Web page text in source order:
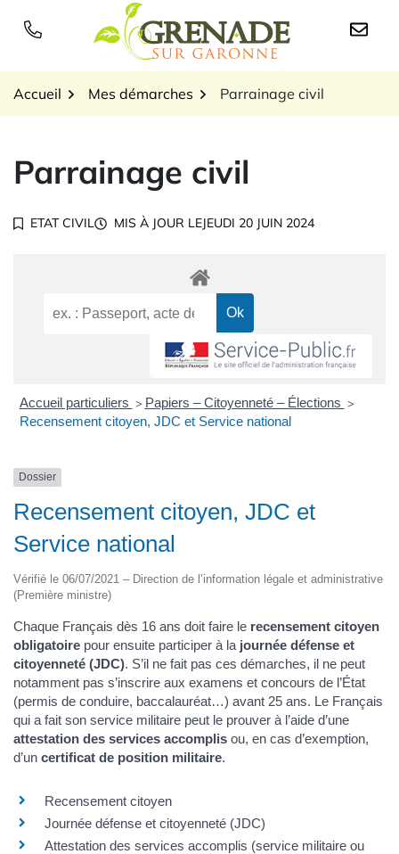
Logo Grenade sur
Accueil Mes démarches Parrainage civil
Parrainage civil
ETAT CIVIL MIS À JOUR LEJEUDI 20 JUIN 2024
Accueil particuliers > Papiers – Citoyenneté – Élections >
Recensement citoyen, JDC et Service national
Dossier
Recensement citoyen, JDC et
Service national
Vérifié le 06/07/2021 – Direction de l’information légale et administrative
(Première ministre)
Chaque Français dès 16 ans doit faire le recensement citoyen
obligatoire pour ensuite participer à la journée défense et
citoyenneté (JDC). S’il ne fait pas ces démarches, il ne peut
notamment pas s’inscrire aux examens et concours de l’État
(permis de conduire, baccalauréat…) avant 25 ans. Le Français
qui a fait son service militaire peut le prouver à l’aide d’une
attestation des services accomplis ou, en cas d’exemption,
d’un certificat de position militaire.
Recensement citoyen
Journée défense et citoyenneté (JDC)
Attestation des services accomplis (service militaire ou